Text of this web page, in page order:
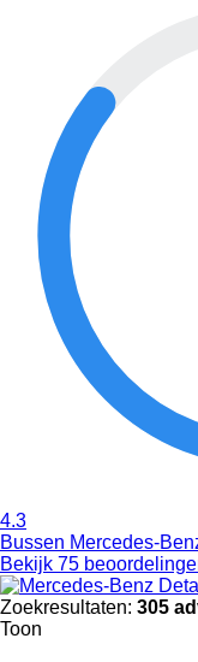
4.3
Bussen Mercedes-
Bekijk 75
Zoekresultaten: 305
Toon